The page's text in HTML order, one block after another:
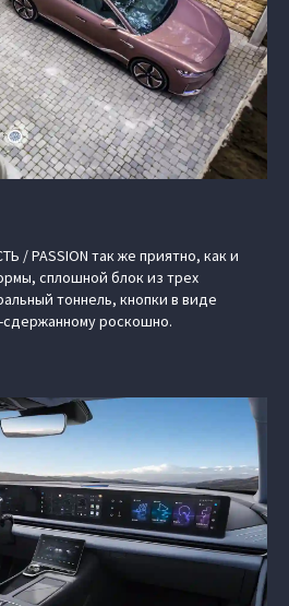
/ PASSION так же приятно, как и
сплошной блок из трех
тоннель, кнопки в виде
сдержанному роскошно.